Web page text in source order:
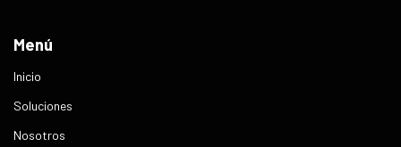
Menú
Inicio
Soluciones
Nosotros